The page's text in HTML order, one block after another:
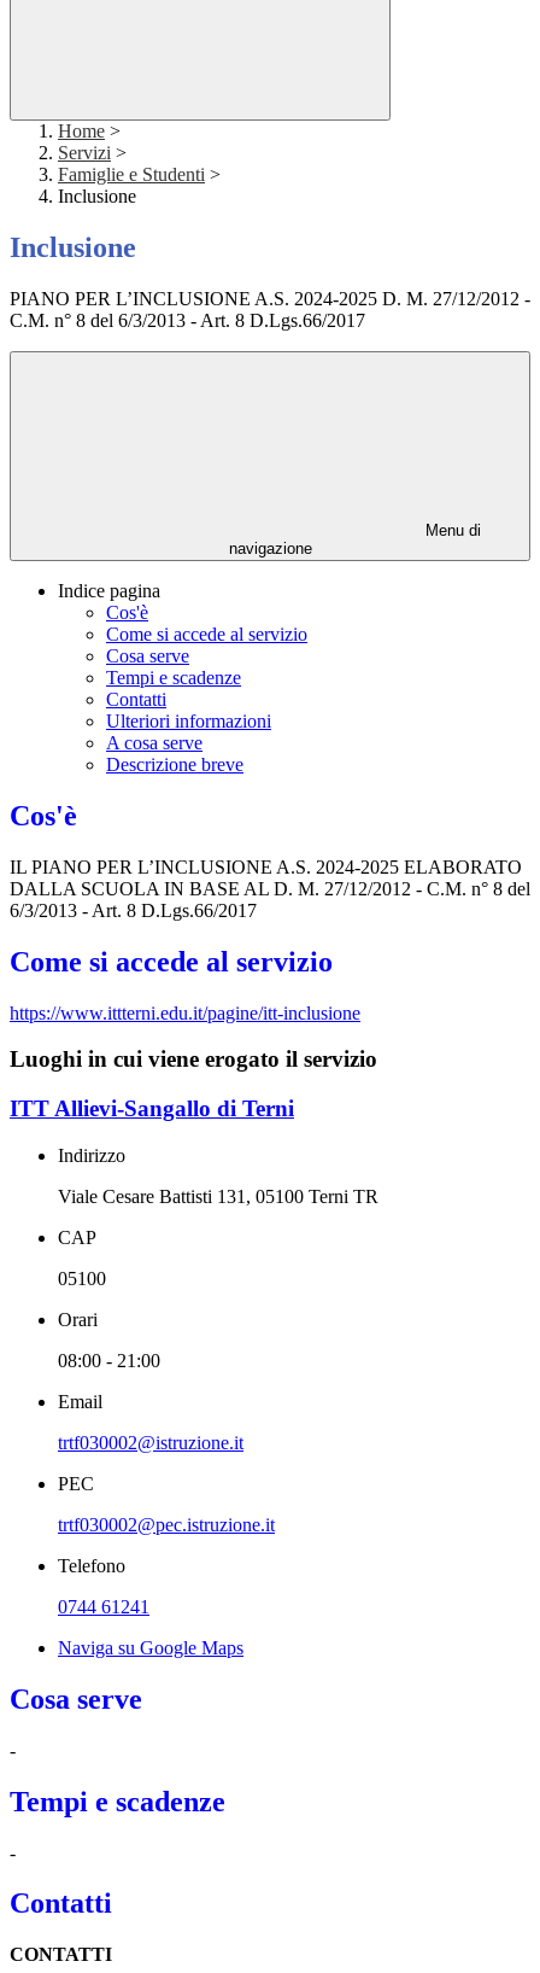
Home >
Servizi >
Famiglie e Studenti >
Inclusione
Inclusione
PIANO PER L’INCLUSIONE A.S. 2024-2025 D. M. 27/12/2012 -
C.M. n° 8 del 6/3/2013 - Art. 8 D.Lgs.66/2017
Menu di
navigazione
Indice pagina
Cos'è
Come si accede al servizio
Cosa serve
Tempi e scadenze
Contatti
Ulteriori informazioni
A cosa serve
Descrizione breve
Cos'è
IL PIANO PER L’INCLUSIONE A.S. 2024-2025 ELABORATO
DALLA SCUOLA IN BASE AL D. M. 27/12/2012 - C.M. n° 8 del
6/3/2013 - Art. 8 D.Lgs.66/2017
Come si accede al servizio
https://www.ittterni.edu.it/pagine/itt-inclusione
Luoghi in cui viene erogato il servizio
ITT Allievi-Sangallo di Terni
Indirizzo
Viale Cesare Battisti 131, 05100 Terni TR
CAP
05100
Orari
08:00 - 21:00
Email
trtf030002@istruzione.it
PEC
trtf030002@pec.istruzione.it
Telefono
0744 61241
Naviga su Google Maps
Cosa serve
-
Tempi e scadenze
-
Contatti
CONTATTI